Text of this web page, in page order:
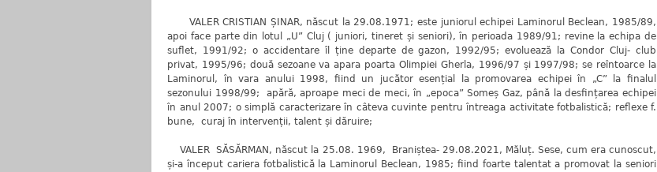
VALER CRISTIAN ȘINAR, născut la 29.08.1971; este juniorul echipei Laminorul Beclean, 1985/89,
apoi face parte din lotul „U” Cluj ( juniori, tineret și seniori), în perioada 1989/91; revine la echipa de
suflet, 1991/92; o accidentare îl ține departe de gazon, 1992/95; evoluează la Condor Cluj- club
privat, 1995/96; două sezoane va apara poarta Olimpiei Gherla, 1996/97 și 1997/98; se reîntoarce la
Laminorul, în vara anului 1998, fiind un jucător esențial la promovarea echipei în „C” la finalul
sezonului 1998/99; apără, aproape meci de meci, în „epoca” Someș Gaz, până la desfințarea echipei
în anul 2007; o simplă caracterizare în câteva cuvinte pentru întreaga activitate fotbalistică; reflexe f.
bune, curaj în intervenții, talent și dăruire;
VALER SĂSĂRMAN, născut la 25.08. 1969, Braniștea- 29.08.2021, Măluț. Sese, cum era cunoscut,
și-a început cariera fotbalistică la Laminorul Beclean, 1985; fiind foarte talentat a promovat la seniori